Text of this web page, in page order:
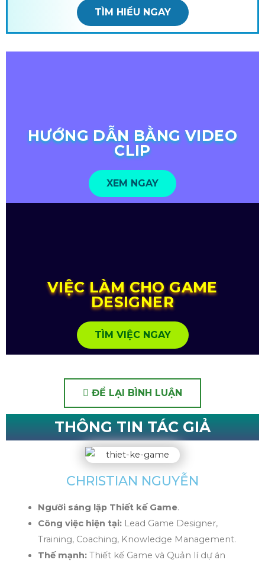
TÌM HIỂU NGAY
HƯỚNG DẪN BẰNG VIDEO
CLIP
XEM NGAY
VIỆC LÀM CHO GAME
DESIGNER
TÌM VIỆC NGAY
ĐỂ LẠI BÌNH LUẬN
THÔNG TIN TÁC GIẢ
CHRISTIAN NGUYỄN
Người sáng lập Thiết kế Game.
Công việc hiện tại:Lead Game Designer,
Training, Coaching, Knowledge Management.
Thế mạnh:Thiết kế Game và Quản lí dự án